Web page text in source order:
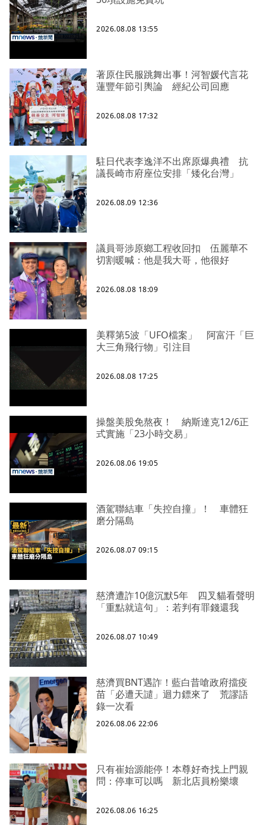
2026.08.08 13:55
著原住民服跳舞出事！河智媛代言花
蓮豐年節引輿論 經紀公司回應
2026.08.08 17:32
駐日代表李逸洋不出席原爆典禮 抗
議長崎市府座位安排「矮化台灣」
2026.08.09 12:36
議員哥涉原鄉工程收回扣 伍麗華不
切割暖喊：他是我大哥，他很好
2026.08.08 18:09
美釋第5波「UFO檔案」 阿富汗「巨
大三角飛行物」引注目
2026.08.08 17:25
操盤美股免熬夜！ 納斯達克12/6正
式實施「23小時交易」
2026.08.06 19:05
酒駕聯結車「失控自撞」！ 車體狂
磨分隔島
2026.08.07 09:15
慈濟遭詐10億沉默5年 四叉貓看聲明
「重點就這句」：若判有罪錢還我
2026.08.07 10:49
慈濟買BNT遇詐！藍白昔嗆政府擋疫
苗「必遭天譴」迴力鏢來了 荒謬語
錄一次看
2026.08.06 22:06
只有崔始源能停！本尊好奇找上門親
問：停車可以嗎 新北店員粉樂壞
2026.08.06 16:25